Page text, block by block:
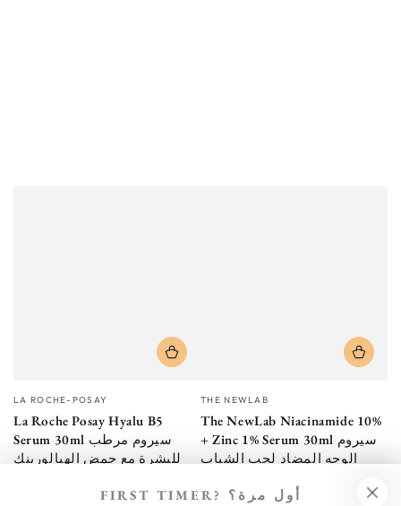
Vendor:
LA ROCHE-POSAY
La Roche Posay Hyalu B5
Serum 30ml سيروم مرطب
للبشرة مع حمض الهيالورينك
Vendor:
THE NEWLAB
The NewLab Niacinamide 10%
+ Zinc 1% Serum 30ml سيروم
الوجه المضاد لحب الشباب
priceFIRST TIMER? أول مرة؟